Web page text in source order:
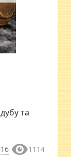
та
1114